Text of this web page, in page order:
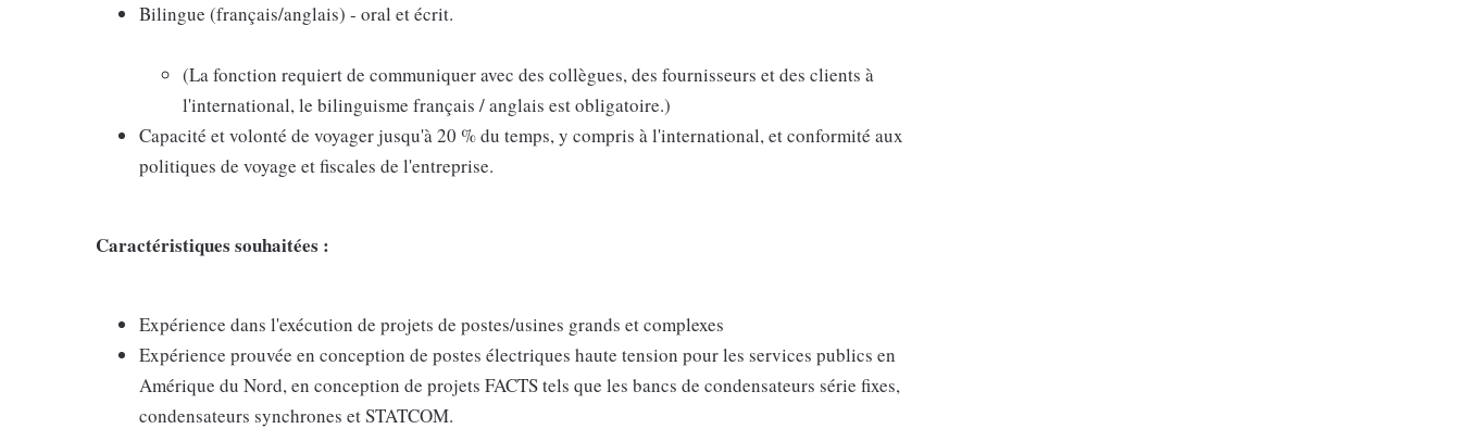
Bilingue (français/anglais) - oral et écrit.
(La fonction requiert de communiquer avec des collègues, des fournisseurs et des clients à
l'international, le bilinguisme français / anglais est obligatoire.)
Capacité et volonté de voyager jusqu'à 20 % du temps, y compris à l'international, et conformité aux
politiques de voyage et fiscales de l'entreprise.
Caractéristiques souhaitées :
Expérience dans l'exécution de projets de postes/usines grands et complexes
Expérience prouvée en conception de postes électriques haute tension pour les services publics en
Amérique du Nord, en conception de projets FACTS tels que les bancs de condensateurs série fixes,
condensateurs synchrones et STATCOM.